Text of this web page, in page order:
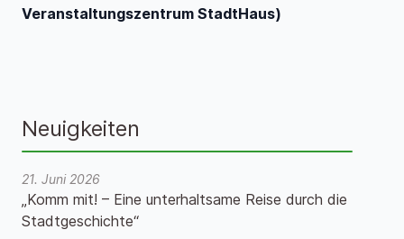
Veranstaltungszentrum StadtHaus)
Neuigkeiten
21. Juni 2026
„Komm mit! – Eine unterhaltsame Reise durch die
Stadtgeschichte“